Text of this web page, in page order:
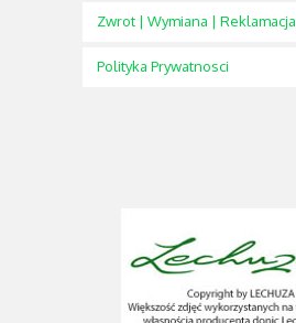
Zwrot | Wymiana | Reklamacja
Polityka Prywatnosci